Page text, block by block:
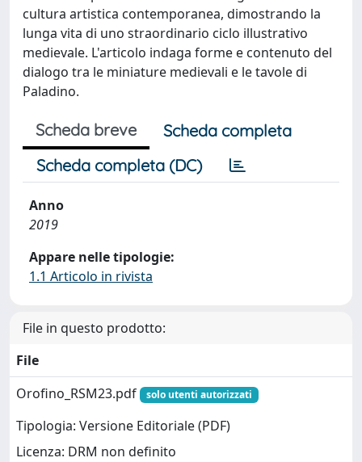
cultura artistica contemporanea, dimostrando la
lunga vita di uno straordinario ciclo illustrativo
medievale. L'articolo indaga forme e contenuto del
dialogo tra le miniature medievali e le tavole di
Paladino.
Scheda breve
Scheda completa
Scheda completa (DC)
Anno
2019
Appare nelle tipologie:
1.1 Articolo in rivista
File in questo prodotto:
File
Orofino_RSM23.pdf
solo utenti autorizzati
Tipologia: Versione Editoriale (PDF)
Licenza: DRM non definito